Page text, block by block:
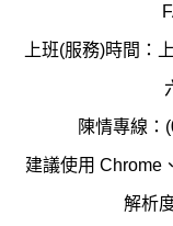
上班(服務)時間：
陳情專線：
建議使用 Chrome
解析